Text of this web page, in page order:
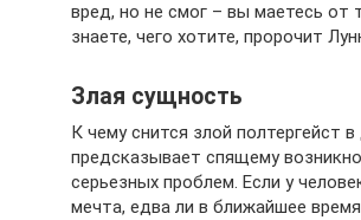
вред, но не смог – вы маетесь от
знаете, чего хотите, пророчит
Злая сущность
К чему снится злой полтергейст
предсказывает спящему
серьезных проблем. Если у
мечта, едва ли в ближайшее